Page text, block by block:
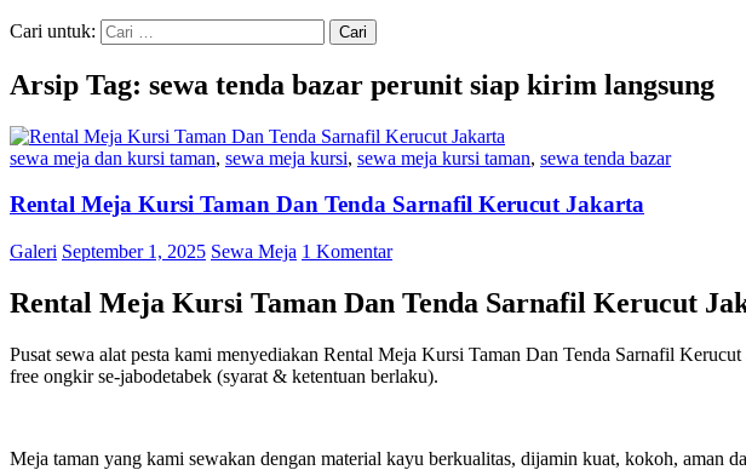
Cari untuk:
Arsip Tag: sewa tenda bazar perunit siap kirim langsung
sewa meja dan kursi taman, sewa meja kursi, sewa meja kursi taman, sewa tenda bazar
Rental Meja Kursi Taman Dan Tenda Sarnafil Kerucut Jakarta
Galeri September 1, 2025 Sewa Meja 1 Komentar
Rental Meja Kursi Taman Dan Tenda Sarnafil Kerucut
Pusat sewa alat pesta kami menyediakan Rental Meja Kursi Taman Dan Tenda Sarnafil
free ongkir se-jabodetabek (syarat & ketentuan berlaku).
Meja taman yang kami sewakan dengan material kayu berkualitas, dijamin kuat, kokoh, aman